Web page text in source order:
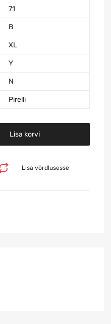
71
B
XL
Y
N
Pirelli
Lisa korvi
Lisa võrdlusesse